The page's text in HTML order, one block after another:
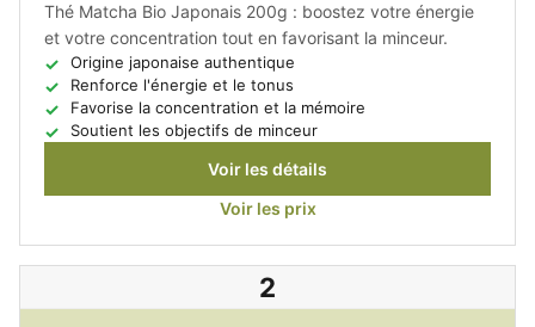
Thé Matcha Bio Japonais 200g : boostez votre énergie
et votre concentration tout en favorisant la minceur.
Origine japonaise authentique
Renforce l'énergie et le tonus
Favorise la concentration et la mémoire
Soutient les objectifs de minceur
Voir les détails
Voir les prix
2